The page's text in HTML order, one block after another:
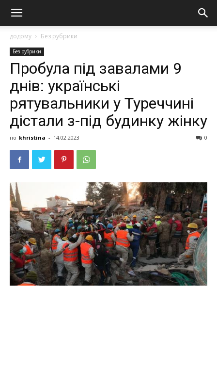
додому Без рубрики
Без рубрики
Пробула під завалами 9
днів: українські
рятувальники у Туреччині
дістали з-під будинку жінку
по khristina - 14.02.2023 0